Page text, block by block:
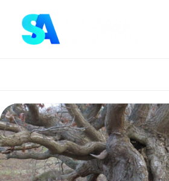
content